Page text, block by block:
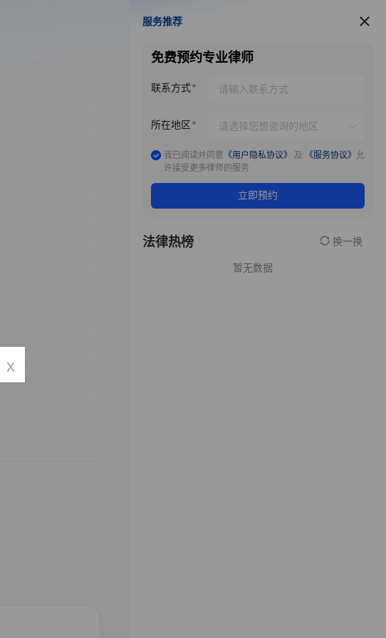
服务推荐
服务推荐
免费预约专业律师
联系方式
所在地区
我已阅读并同意 《用户隐私协议》 及 《服务协议》 允
许接受更多律师的服务
立即预约
法律热榜 换一换
暂无数据
x